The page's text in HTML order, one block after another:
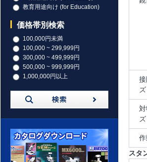
教育用途向け (for Education)
価格帯別検索
100,000円未満
100,000 ~ 299,999円
300,000 ~ 499,999円
500,000 ~ 999,999円
1,000,000円以上
ズ
ズ
スタ